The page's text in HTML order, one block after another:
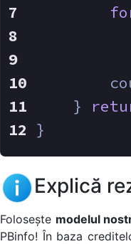
    }
}
Explică
Folosește modelul
PBinfo! În baza